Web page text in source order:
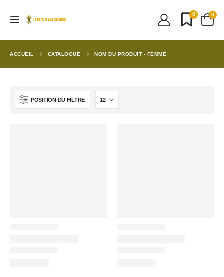
0 0
ACCUEIL CATALOGUE NOM DU PRODUIT - FEMME
POSITION DU FILTRE